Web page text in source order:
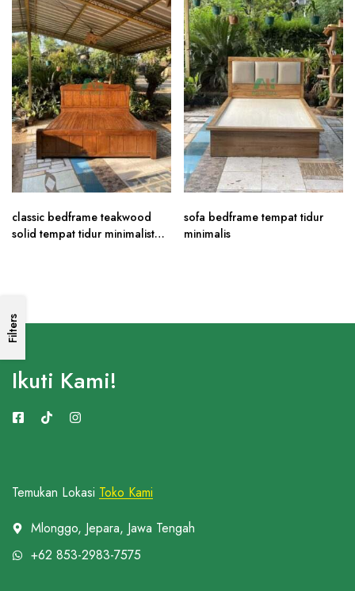
Filters
classic bedframe teakwood
solid tempat tidur minimalist
sofa bedframe tempat tidur
minimalis
Temukan Lokasi Toko Kami
Mlonggo, Jepara, Jawa Tengah
+62 853-2983-7575
Ikuti Kami!